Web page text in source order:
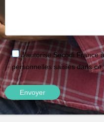
J'autorise Secodi France
personnelles saisies dans ce